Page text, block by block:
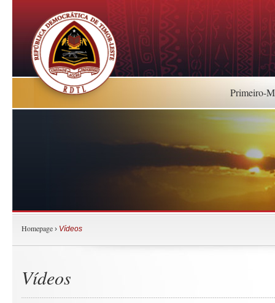
Primeiro-
Homepage › Vídeos
Vídeos